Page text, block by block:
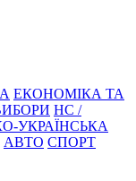
ЕКОНОМІКА ТА
НС /
УКРАЇНСЬКА
АВТО СПОРТ